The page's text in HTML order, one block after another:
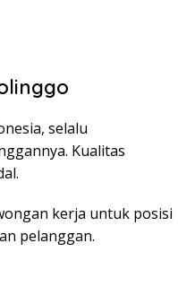
selalu
Kualitas
kerja untuk posisi
pelanggan.